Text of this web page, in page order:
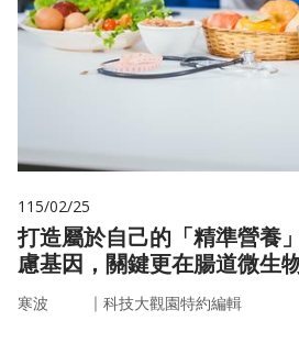
115/02/25
打造屬於自己的「精準營養
慮基因，關鍵更在腸道微生
寒波 ｜ 科技大觀園特約編輯